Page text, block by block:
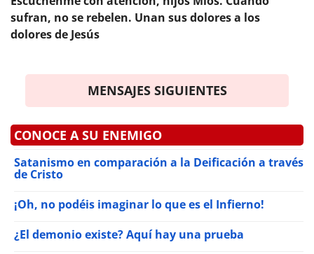
sufran, no se rebelen. Unan sus dolores a los
dolores de Jesús
MENSAJES SIGUIENTES
CONOCE A SU ENEMIGO
Satanismo en comparación a la Deificación a través
de Cristo
¡Oh, no podéis imaginar lo que es el Infierno!
¿El demonio existe? Aquí hay una prueba